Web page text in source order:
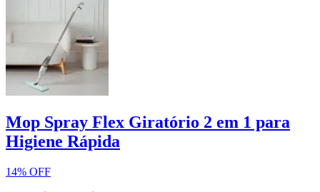
Mop Spray Flex Giratório 2 em 1 para
Higiene Rápida
14% OFF